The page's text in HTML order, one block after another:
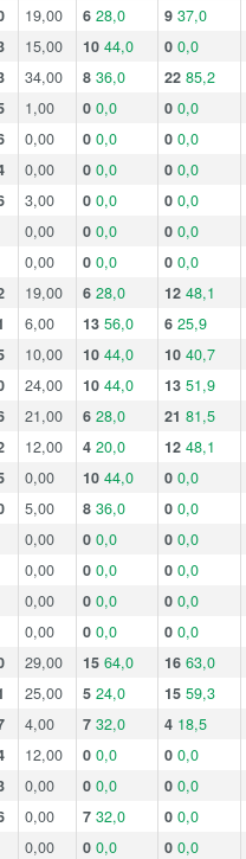
19,00 6 28,0 9 37,0
15,00 10 44,0 0 0,0
34,00 8 36,0 22 85,2
1,00 0 0,0 0 0,0
0,00 0 0,0 0 0,0
0,00 0 0,0 0 0,0
3,00 0 0,0 0 0,0
0,00 0 0,0 0 0,0
0,00 0 0,0 0 0,0
19,00 6 28,0 12 48,1
6,00 13 56,0 6 25,9
10,00 10 44,0 10 40,7
24,00 10 44,0 13 51,9
21,00 6 28,0 21 81,5
12,00 4 20,0 12 48,1
0,00 10 44,0 0 0,0
5,00 8 36,0 0 0,0
0,00 0 0,0 0 0,0
0,00 0 0,0 0 0,0
0,00 0 0,0 0 0,0
0,00 0 0,0 0 0,0
29,00 15 64,0 16 63,0
25,00 5 24,0 15 59,3
4,00 7 32,0 4 18,5
12,00 0 0,0 0 0,0
0,00 0 0,0 0 0,0
0,00 7 32,0 0 0,0
0,00 0 0,0 0 0,0